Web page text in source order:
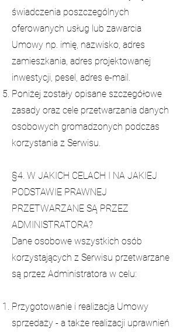
świadczenia poszczególnych
oferowanych usług lub zawarcia
Umowy np. imię, nazwisko, adres
zamieszkania, adres projektowanej
inwestycji, pesel, adres e-mail.
Poniżej zostały opisane szczegółowe
zasady oraz cele przetwarzania danych
osobowych gromadzonych podczas
korzystania z Serwisu.
§4. W JAKICH CELACH I NA JAKIEJ
PODSTAWIE PRAWNEJ
PRZETWARZANE SĄ PRZEZ
ADMINISTRATORA?
Dane osobowe wszystkich osób
korzystających z Serwisu przetwarzane
są przez Administratora w celu:
Przygotowanie i realizacja Umowy
sprzedaży - a także realizacji uprawnień